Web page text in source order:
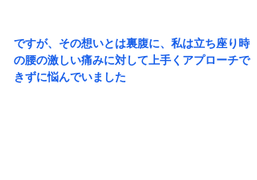
ですが、その想いとは裏腹に、私は立ち座り時
の腰の激しい痛みに対して上手くアプローチで
きずに悩んでいました